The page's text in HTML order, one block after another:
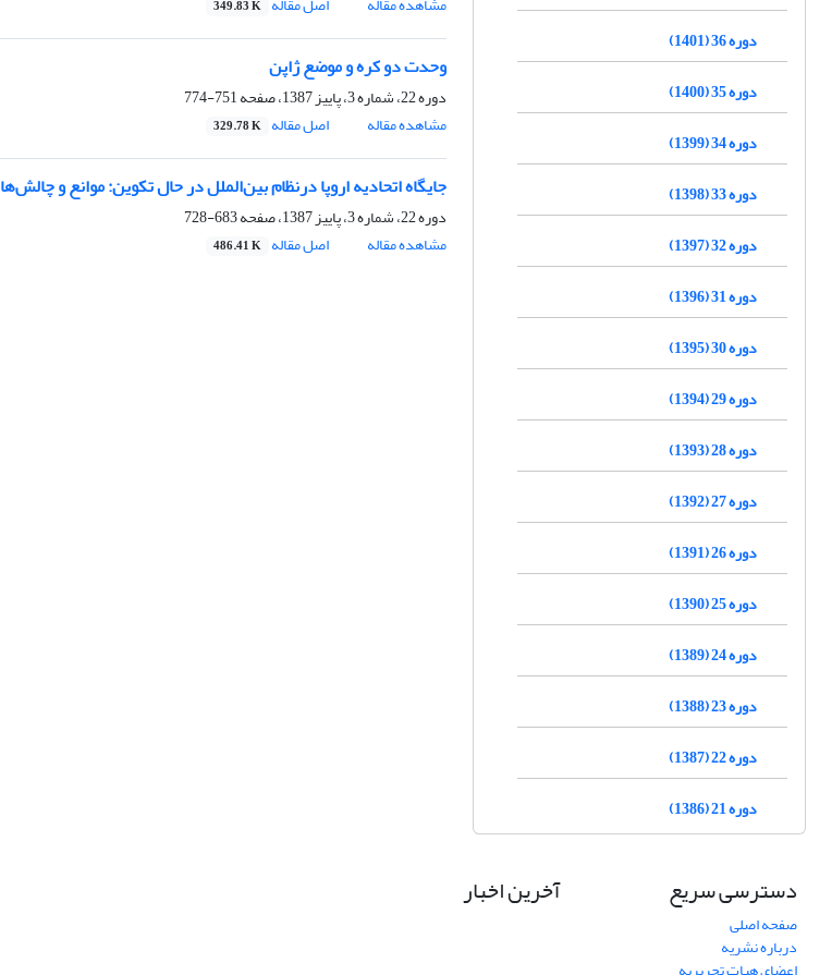
349.83 K
وحدت دو کره و موضع ژاپن ‏
دوره 22، شماره 3، پاییز 1387، صفحه
751-774
مشاهده مقاله
اصل مقاله 329.78 K
جایگاه اتحادیه اروپا درنظام بین‌الملل در حال ‏تکوین: موانع و چالش‌ها
دوره 22، شماره 3، پاییز 1387، صفحه
683-728
مشاهده مقاله
اصل مقاله 486.41 K
دوره 36 (1401)
دوره 35 (1400)
دوره 34 (1399)
دوره 33 (1398)
دوره 32 (1397)
دوره 31 (1396)
دوره 30 (1395)
دوره 29 (1394)
دوره 28 (1393)
دوره 27 (1392)
دوره 26 (1391)
دوره 25 (1390)
دوره 24 (1389)
دوره 23 (1388)
دوره 22 (1387)
دوره 21 (1386)
دسترسی سریع
صفحه اصلی
درباره نشریه
آخرین اخبار